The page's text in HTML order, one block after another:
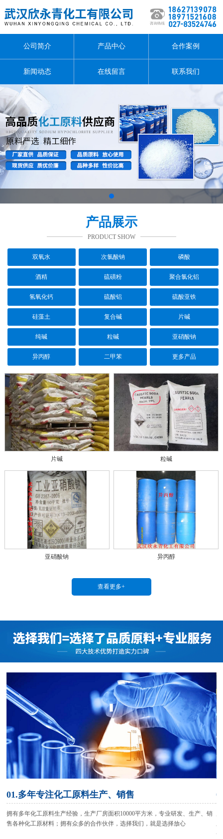
公司简介 产品中心 合作案例
新闻动态 在线留言 联系我们
1
产品展示
PRODUCT SHOW
双氧水 次氯酸钠 磷酸
酒精 硫磺粉 聚合氯化铝
氢氧化钙 硫酸铝 硫酸亚铁
硅藻土 复合碱 片碱
纯碱 粒碱 亚硝酸钠
异丙醇 二甲苯 更多产品
片碱 粒碱
亚硝酸钠 异丙醇
查看更多+
01.多年专注化工原料生产、销售
拥有多年化工原料生产经验，生产厂房面积10000平方米，专业研发、生产、销
售各种化工原材料；拥有众多的合作伙伴，选择我们，就是选择放心